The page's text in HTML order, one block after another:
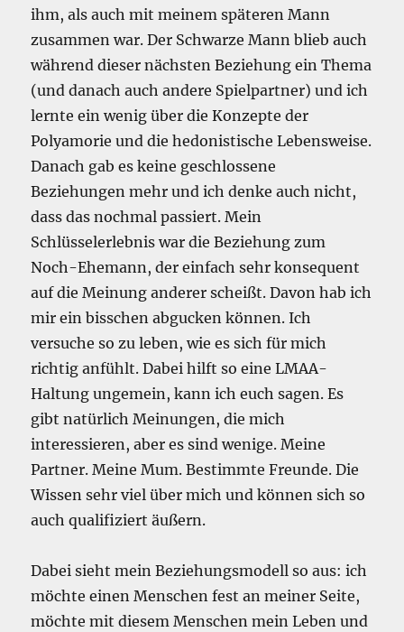
ihm, als auch mit meinem späteren Mann
zusammen war. Der Schwarze Mann blieb auch
während dieser nächsten Beziehung ein Thema
(und danach auch andere Spielpartner) und ich
lernte ein wenig über die Konzepte der
Polyamorie und die hedonistische Lebensweise.
Danach gab es keine geschlossene
Beziehungen mehr und ich denke auch nicht,
dass das nochmal passiert. Mein
Schlüsselerlebnis war die Beziehung zum
Noch-Ehemann, der einfach sehr konsequent
auf die Meinung anderer scheißt. Davon hab ich
mir ein bisschen abgucken können. Ich
versuche so zu leben, wie es sich für mich
richtig anfühlt. Dabei hilft so eine LMAA-
Haltung ungemein, kann ich euch sagen. Es
gibt natürlich Meinungen, die mich
interessieren, aber es sind wenige. Meine
Partner. Meine Mum. Bestimmte Freunde. Die
Wissen sehr viel über mich und können sich so
auch qualifiziert äußern.
Dabei sieht mein Beziehungsmodell so aus: ich
möchte einen Menschen fest an meiner Seite,
möchte mit diesem Menschen mein Leben und